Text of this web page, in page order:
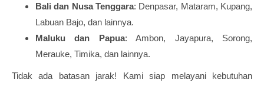
Bali dan Nusa Tenggara: Denpasar, Mataram, Kupang,
Labuan Bajo, dan lainnya.
Maluku dan Papua: Ambon, Jayapura, Sorong,
Merauke, Timika, dan lainnya.
Tidak ada batasan jarak! Kami siap melayani kebutuhan